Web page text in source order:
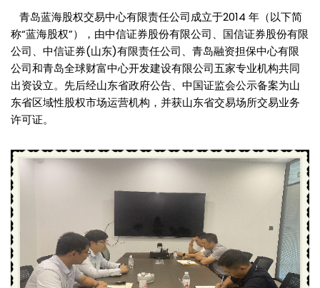
青岛蓝海股权交易中心有限责任公司成立于2014 年（以下简
称“蓝海股权”），由中信证券股份有限公司、国信证券股份有限
公司、中信证券(山东)有限责任公司、青岛融资担保中心有限
公司和青岛全球财富中心开发建设有限公司五家专业机构共同
出资设立。先后经山东省政府公告、中国证监会公示备案为山
东省区域性股权市场运营机构，并获山东省交易场所交易业务
许可证。